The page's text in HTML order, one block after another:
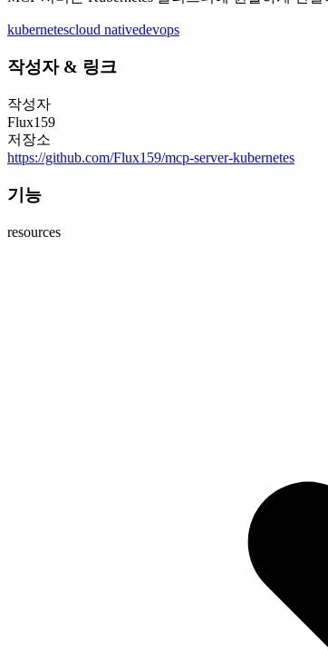
kubernetescloud nativedevops
작성자& 링크
작성자
Flux159
저장소
https://github.com/Flux159/mcp-server-kubernetes
기능
resources